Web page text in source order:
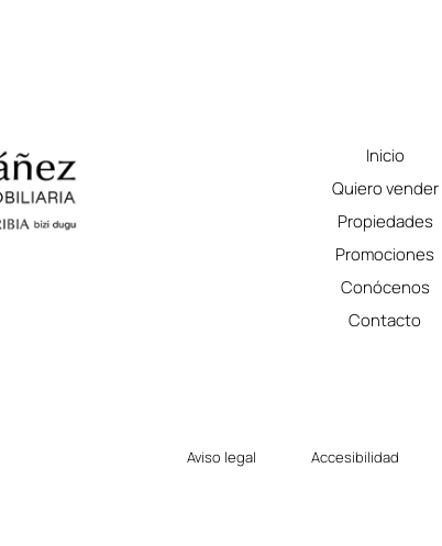
Inicio
Quiero vender
Propiedades
Promociones
Conócenos
Contacto
Aviso legal Accesibilidad